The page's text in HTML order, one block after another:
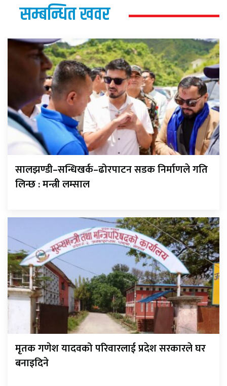
सम्बन्धित खवर
सालझण्डी–सन्धिखर्क–ढोरपाटन सडक निर्माणले गति
लिन्छ : मन्त्री लम्साल
मृतक गणेश यादवको परिवारलाई प्रदेश सरकारले घर
बनाइदिने